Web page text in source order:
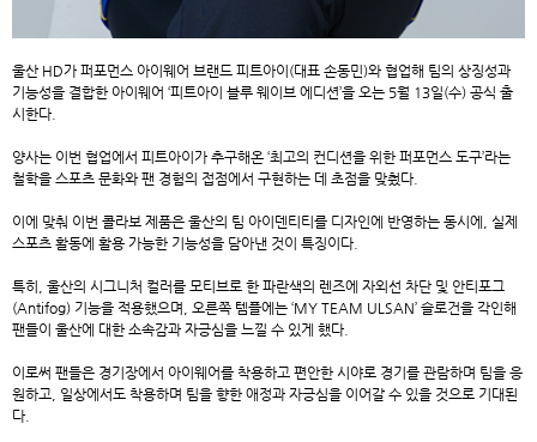
울산 HD가 퍼포먼스 아이웨어 브랜드 피트아이(대표 손동민)와 협업해 팀의 상징성과
기능성을 결합한 아이웨어 ‘피트아이 블루 웨이브 에디션’을 오는 5월 13일(수) 공식 출
시한다.
양사는 이번 협업에서 피트아이가 추구해온 ‘최고의 컨디션을 위한 퍼포먼스 도구’라는
철학을 스포츠 문화와 팬 경험의 접점에서 구현하는 데 초점을 맞췄다.
이에 맞춰 이번 콜라보 제품은 울산의 팀 아이덴티티를 디자인에 반영하는 동시에, 실제
스포츠 활동에 활용 가능한 기능성을 담아낸 것이 특징이다.
특히, 울산의 시그니처 컬러를 모티브로 한 파란색의 렌즈에 자외선 차단 및 안티포그
(Antifog) 기능을 적용했으며, 오른쪽 템플에는 ‘MY TEAM ULSAN’ 슬로건을 각인해
팬들이 울산에 대한 소속감과 자긍심을 느낄 수 있게 했다.
이로써 팬들은 경기장에서 아이웨어를 착용하고 편안한 시야로 경기를 관람하며 팀을 응
원하고, 일상에서도 착용하며 팀을 향한 애정과 자긍심을 이어갈 수 있을 것으로 기대된
다.